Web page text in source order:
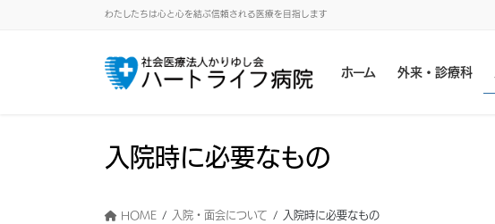
わたしたちは心と心を結ぶ信頼される医療を目指します
ホーム 外来・診療科
入院時に必要なもの
HOME 入院・面会について 入院時に必要なもの